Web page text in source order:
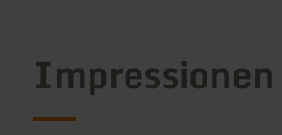
Impressionen